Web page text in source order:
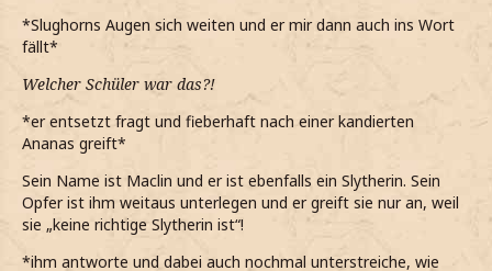
*Slughorns Augen sich weiten und er mir dann auch ins Wort
fällt*
Welcher Schüler war das?!
*er entsetzt fragt und fieberhaft nach einer kandierten
Ananas greift*
Sein Name ist Maclin und er ist ebenfalls ein Slytherin. Sein
Opfer ist ihm weitaus unterlegen und er greift sie nur an, weil
sie „keine richtige Slytherin ist“!
*ihm antworte und dabei auch nochmal unterstreiche, wie